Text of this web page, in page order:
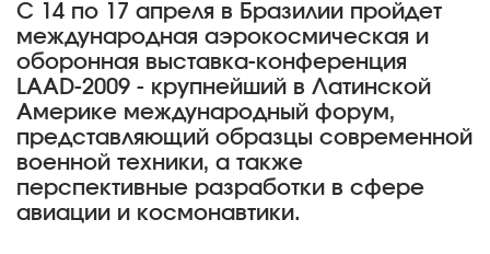
С 14 по 17 апреля в Бразилии пройдет
международная аэрокосмическая и
оборонная выставка-конференция
LAAD-2009 - крупнейший в Латинской
Америке международный форум,
представляющий образцы современной
военной техники, а также
перспективные разработки в сфере
авиации и космонавтики.